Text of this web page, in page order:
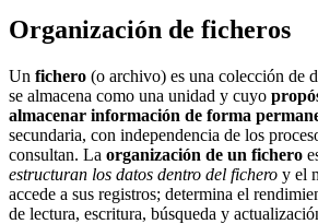
Organización de ficheros
Un fichero (o archivo) es una colección de
se almacena como una unidad y cuyo
almacenar información de forma
secundaria, con independencia de los
consultan. La organización de un fichero
estructuran los datos dentro del fichero y el
accede a sus registros; determina el
de lectura, escritura, búsqueda y